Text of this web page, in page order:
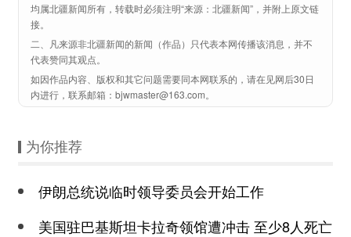
均属北疆新闻所有，转载时必须注明“来源：北疆新闻”，并附上原文链
接。
二、凡来源非北疆新闻的新闻（作品）只代表本网传播该消息，并不
代表赞同其观点。
如因作品内容、版权和其它问题需要同本网联系的，请在见网后30日
内进行，联系邮箱：bjwmaster@163.com。
为你推荐
伊朗总统说临时领导委员会开始工作
美国驻巴基斯坦卡拉奇领馆遭冲击 至少8人死亡